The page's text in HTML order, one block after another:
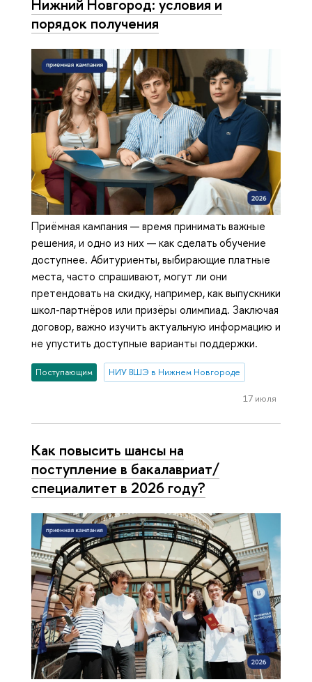
Нижний Новгород: условия и
порядок получения
Приёмная кампания — время принимать важные
решения, и одно из них — как сделать обучение
доступнее. Абитуриенты, выбирающие платные
места, часто спрашивают, могут ли они
претендовать на скидку, например, как выпускники
школ-партнёров или призёры олимпиад. Заключая
договор, важно изучить актуальную информацию и
не упустить доступные варианты поддержки.
Поступающим НИУ ВШЭ в Нижнем Новгороде
17 июля
Как повысить шансы на
поступление в бакалавриат/
специалитет в 2026 году?